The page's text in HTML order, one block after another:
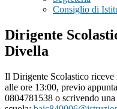
Consiglio di
Dirigente
Divella
Il Dirigente Scolastico
alle ore 13:00, previo
0804781538 o scrivendo